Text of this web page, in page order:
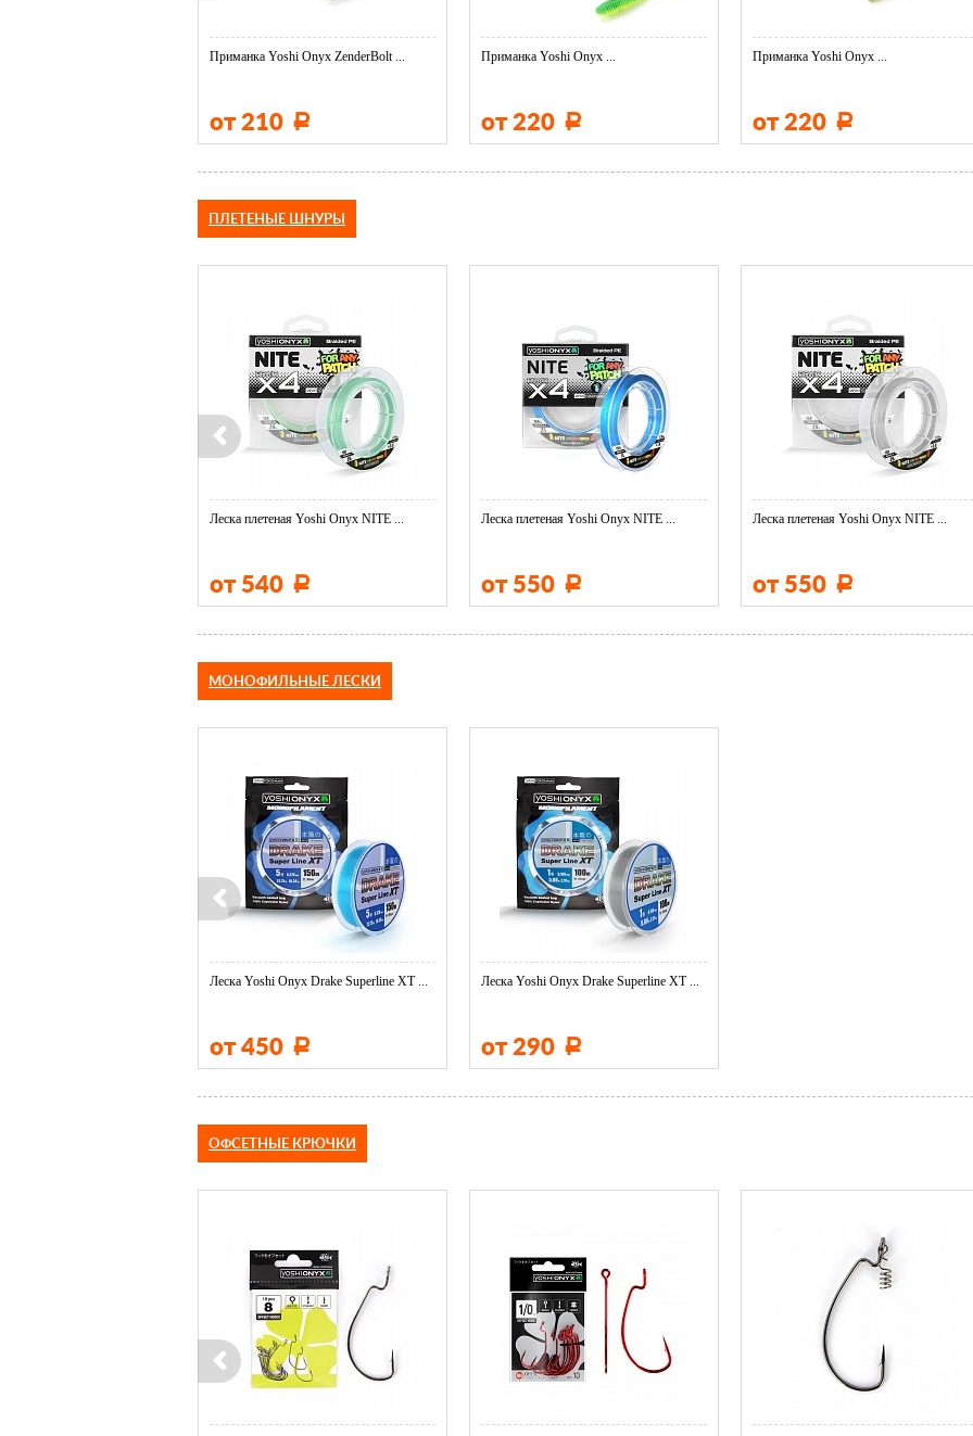
Приманка Yoshi Onyx ZenderBolt ...
от 210 Р
Приманка Yoshi Onyx ...
от 220 Р
Приманка Yoshi Onyx ...
от 220 Р
ПЛЕТЕНЫЕ ШНУРЫ
Леска плетеная Yoshi Onyx NITE ...
от 540 Р
Леска плетеная Yoshi Onyx NITE ...
от 550 Р
Леска плетеная Yoshi Onyx NITE ...
от 550 Р
МОНОФИЛЬНЫЕ ЛЕСКИ
Леска Yoshi Onyx Drake Superline XT ...
от 450 Р
Леска Yoshi Onyx Drake Superline XT ...
от 290 Р
ОФСЕТНЫЕ КРЮЧКИ